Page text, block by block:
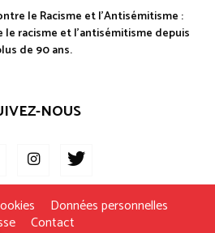
le Racisme et l'Antisémitisme :
le racisme et l'antisémitisme depuis
de 90 ans.
NOUS
Données personnelles
Contact